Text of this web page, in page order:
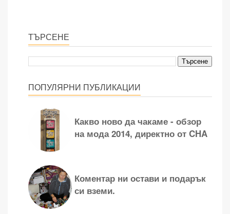
ТЪРСЕНЕ
ПОПУЛЯРНИ ПУБЛИКАЦИИ
Какво ново да чакаме - обзор
на мода 2014, директно от CHA
Коментар ни остави и подарък
си вземи.